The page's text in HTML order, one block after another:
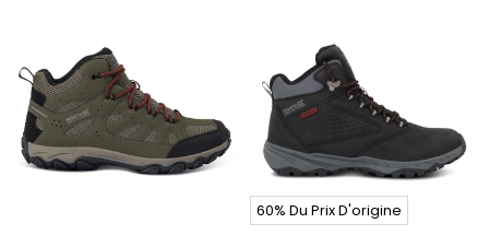
perpétuel une fois qu’elles recouvrent vos pieds ! Découvrez
notre collection de chaussures montantes et bottines de
marche ici.
60% Du Prix D'origine